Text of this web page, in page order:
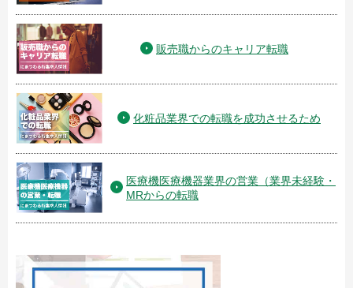
販売職からのキャリア転職
化粧品業界での転職を成功させるため
医療機医療機器業界の営業（業界未経験・
MRからの転職